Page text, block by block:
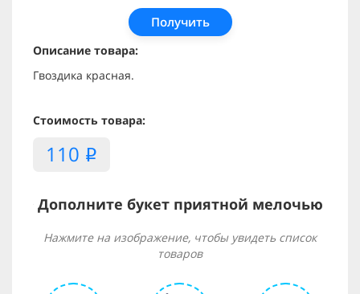
Получить
Описание товара:
Гвоздика красная.
Стоимость товара:
110 i
Дополните букет приятной мелочью
Нажмите на изображение, чтобы увидеть список
товаров